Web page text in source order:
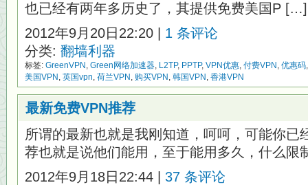
也已经有两年多历史了，其提供免费美国P […]
2012年9月20日22:20 | 1 条评论
分类: 翻墙利器
标签: GreenVPN , Green网络加速器, L2TP, PPTP, VPN优惠, 付费VPN , 优惠码
美国VPN , 英国vpn, 荷兰VPN , 购买VPN , 韩国VPN , 香港VPN
最新免费VPN推荐
所谓的最新也就是我刚知道，呵呵，可能你已
荐也就是说他们能用，至于能用多久，什么
2012年9月18日22:44 | 37 条评论